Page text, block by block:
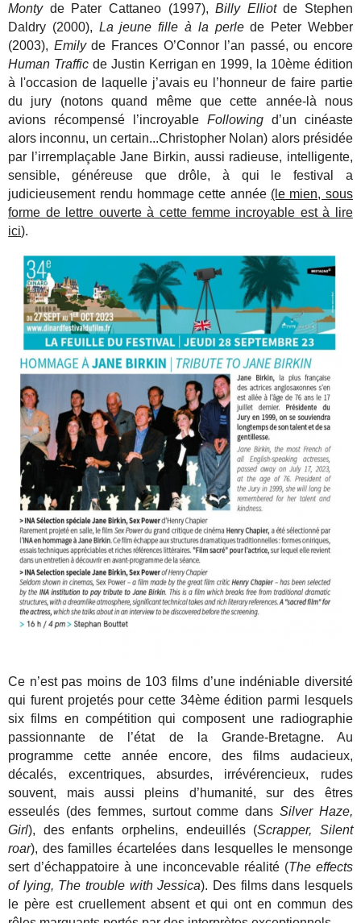
Montyde Pater Cattaneo (1997), Billy Elliotde Stephen
Daldry (2000), La jeune fille à la perlede Peter Webber
(2003), Emilyde Frances O’Connor l’an passé, ou encore
Human Traffic de Justin Kerrigan en 1999, la 10ème édition
à l'occasion de laquelle j’avais eu l’honneur de faire partie
du jury (notons quand même que cette année-là nous
avions récompensé l’incroyable Followingd’un cinéaste
alors inconnu, un certain...Christopher Nolan) alors présidée
par l’irremplaçable Jane Birkin, aussi radieuse, intelligente,
sensible, généreuse que drôle, à qui le festival a
judicieusement rendu hommage cette année (le mien, sous
forme de lettre ouverte à cette femme incroyable est à lire
ici).
Ce n’est pas moins de 103 films d’une indéniable diversité
qui furent projetés pour cette 34ème édition parmi lesquels
six films en compétition qui composent une radiographie
passionnante de l’état de la Grande-Bretagne. Au
programme cette année encore, des films audacieux,
décalés, excentriques, absurdes, irrévérencieux, rudes
souvent, mais aussi pleins d’humanité, sur des êtres
esseulés (des femmes, surtout comme dans Silver Haze,
Girl), des enfants orphelins, endeuillés (Scrapper, Silent
roar), des familles écartelées dans lesquelles le mensonge
sert d’échappatoire à une inconcevable réalité (The effects
of lying, The trouble with Jessica). Des films dans lesquels
le père est cruellement absent et qui ont en commun des